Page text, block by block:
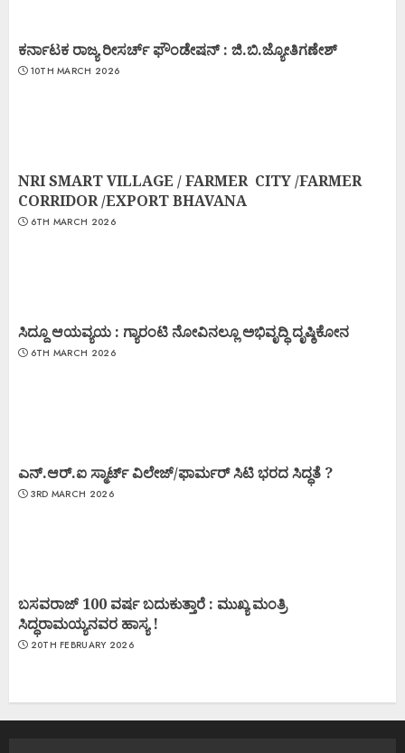
ಕರ್ನಾಟಕ ರಾಜ್ಯ ರೀಸರ್ಚ್ ಫೌಂಡೇಷನ್ : ಜಿ.ಬಿ.ಜ್ಯೋತಿಗಣೇಶ್
10TH MARCH 2026
NRI SMART VILLAGE / FARMER CITY /FARMER
CORRIDOR /EXPORT BHAVANA
6TH MARCH 2026
ಸಿದ್ದೂ ಆಯವ್ಯಯ : ಗ್ಯಾರಂಟಿ ನೋವಿನಲ್ಲೂ ಅಭಿವೃದ್ಧಿ ದೃಷ್ಠಿಕೋನ
6TH MARCH 2026
ಎನ್.ಆರ್.ಐ ಸ್ಮಾರ್ಟ್ ವಿಲೇಜ್/ಫಾರ್ಮರ್ ಸಿಟಿ ಭರದ ಸಿದ್ಧತೆ ?
3RD MARCH 2026
ಬಸವರಾಜ್ 100 ವರ್ಷ ಬದುಕುತ್ತಾರೆ : ಮುಖ್ಯ ಮಂತ್ರಿ
ಸಿದ್ಧರಾಮಯ್ಯನವರ ಹಾಸ್ಯ !
20TH FEBRUARY 2026